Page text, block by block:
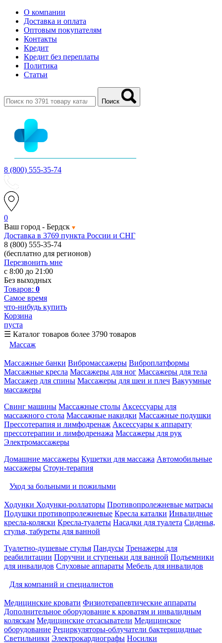
О компании
Доставка и оплата
Оптовым покупателям
Контакты
Кредит
Кредит без переплаты
Политика
Статьи
Поиск
8 (800) 555-35-74
0
Ваш город - Бердск
Доставка в 3769 пункта России и СНГ
8 (800) 555-35-74
(бесплатно для регионов)
Перезвонить мне
с 8:00 до 21:00
Без выходных
Товаров: 0
Самое время
что-нибудь купить
Корзина
пуста
☰ Каталог товаров более 3790 товаров
Массаж
Массажные банки Вибромассажеры Виброплатформы
Массажные кресла Массажеры для ног Массажеры для тела
Массажер для спины Массажеры для шеи и плеч Вакуумные
массажеры
Свинг машины Массажные столы Аксессуары для
массажного стола Массажные накидки Массажные подушки
Прессотерапия и лимфодренаж Аксессуары к аппарату
прессотерапии и лимфодренажа Массажеры для рук
Электромассажеры
Домашние массажеры Кушетки для массажа Автомобильные
массажеры Стоун-терапия
Уход за больными и пожилыми
Ходунки Ходунки-роллаторы Противопролежневые матрасы
Подушки противопролежневые Кресла каталки Инвалидные
кресла-коляски Кресла-туалеты Насадки для туалета Сиденья,
стулья, табуреты для ванной
Туалетно-душевые стулья Пандусы Тренажеры для
реабилитации Поручни и ступеньки для ванной Подъемники
для инвалидов Слуховые аппараты Мебель для инвалидов
Для компаний и специалистов
Медицинские кровати Физиотерапевтические аппараты
Дополнительное оборудование к кроватям и инвалидным
коляскам Медицинские отсасыватели Медицинское
оборудование Рециркуляторы-облучатели бактерицидные
Светильники Электрокардиографы Носилки